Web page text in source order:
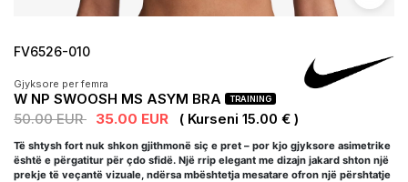
FV6526-010
Gjyksore per femra
W NP SWOOSH MS ASYM BRA TRAINING
50.00 EUR 35.00 EUR ( Kurseni 15.00 € )
Të shtysh fort nuk shkon gjithmonë siç e pret – por kjo gjyksore asimetrike
është e përgatitur për çdo sfidë. Një rrip elegant me dizajn jakard shton një
prekje të veçantë vizuale, ndërsa mbështetja mesatare ofron një përshtatje